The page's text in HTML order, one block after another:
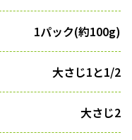
1パック(約100g)
大さじ1と1/2
大さじ2